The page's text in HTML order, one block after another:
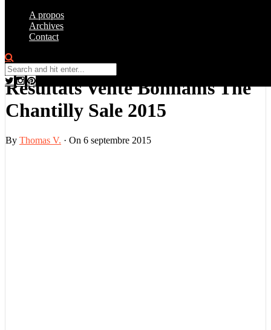
A propos
Archives
Contact
Vente
Résultats Vente Bonhams The
Chantilly Sale 2015
By Thomas V. · On 6 septembre 2015